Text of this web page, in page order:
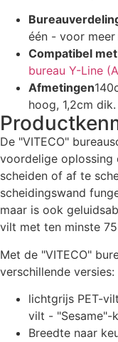
één - voor
Compatibel
bureau Y-Line
Afmetingen
hoog, 1,2cm dik.
De "VITECO"
voordelige oplossing
scheiden of af te
scheidingswand
maar is ook
vilt met ten minste
Met de "VITECO"
verschillende versies:
lichtgrijs PET-
vilt - "Sesame"-
Breedte naar